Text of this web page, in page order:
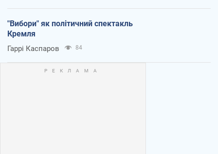
"Вибори" як політичний спектакль
Кремля
Гаррі Каспаров 84